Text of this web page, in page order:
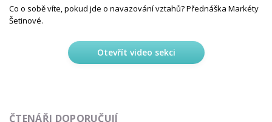
Co o sobě víte, pokud jde o navazování vztahů? Přednáška Markéty
Šetinové.
Otevřít video sekci
ČTENÁŘI DOPORUČUJÍ